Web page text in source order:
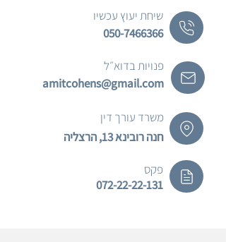
שיחת יעוץ עכשיו
050-7466366
פנויות בדוא״ל
amitcohens@gmail.com
משרד עורך דין
חנה רובינא 13, הרצליה
פקס
072-22-22-131